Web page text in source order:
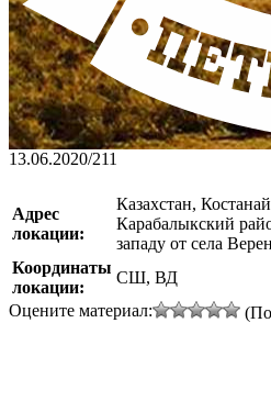
13.06.2020/211
Адрес
локации:
Казахстан,
Карабалыкский
западу от села
Координаты
локации:
СШ, ВД
Оцените материал: